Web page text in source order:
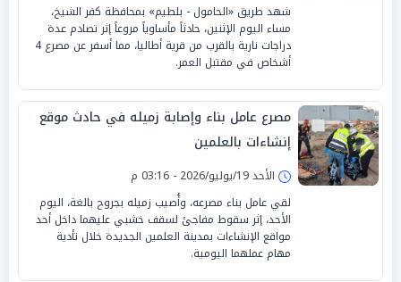
شهد طريق «الحامول - بلطيم» بمحافظة كفر الشيخ،
مساء اليوم الإثنين، حادثاً مأساوياً مروعاً إثر تصادم عدة
دراجات نارية بالقرب من قرية أطاليا، مما أسفر عن مصرع 4
أشخاص في مقتبل العمر.
مصرع عامل بناء وإصابة زميله في حادث موقع
إنشاءات بالعلمين
الأحد 19/يوليو/2026 - 03:16 م
لقي عامل بناء مصرعه، وأُصيب زميله بجروح بالغة، اليوم
الأحد، إثر سقوط مفاجئ لسقف خشبي عليهما داخل أحد
مواقع الإنشاءات بمدينة العلمين الجديدة خلال تأدية
مهام عملهما اليومية.